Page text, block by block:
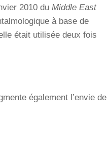
2010 du Middle East
à base de
était utilisée deux fois
également l’envie de